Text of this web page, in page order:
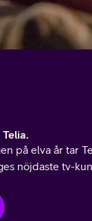
på elva år tar
nöjdaste tv-